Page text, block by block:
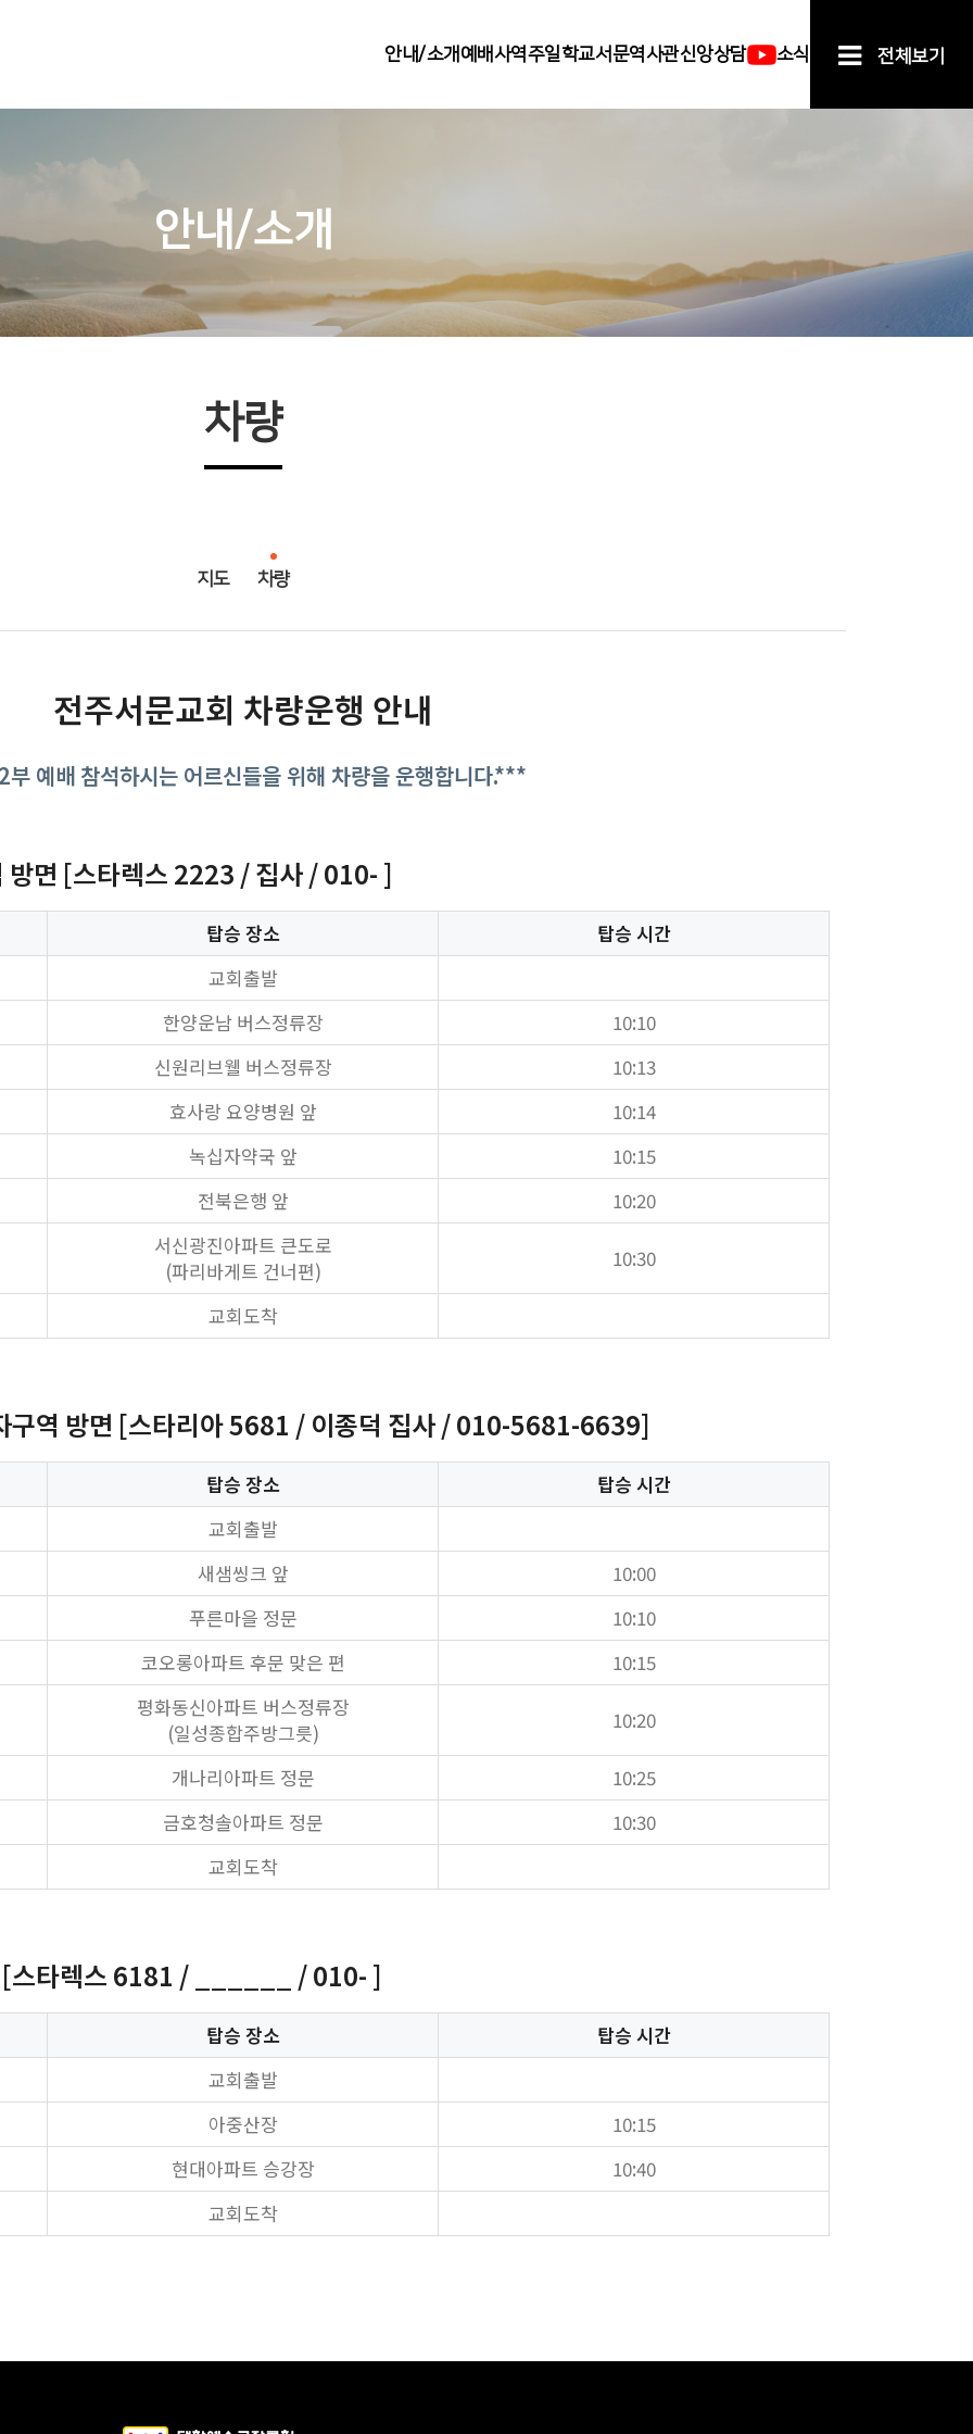
안내/소개 예배사역주일학교서문역사관신앙상담 소식 전체보기
안내/소개
차량
지도 차량
전주서문교회 차량운행 안내
예배 참석하시는 어르신들을 위해 차량을 운행합니다.***
방면 [스타렉스 2223 / 집사 / 010- ]
탑승 장소
탑승 시간
교회출발
한양운남 버스정류장
10:10
신원리브웰 버스정류장
10:13
효사랑 요양병원 앞
10:14
녹십자약국 앞
10:15
전북은행 앞 10:20
서신광진아파트 큰도로
(파리바게트 건너편)
10:30
교회도착
구역 방면 [스타리아 5681 / 이종덕 집사 / 010-5681-6639]
탑승 장소
탑승 시간
교회출발
새샘씽크 앞
10:00
푸른마을 정문
10:10
코오롱아파트 후문 맞은 편 10:15
평화동신아파트 버스정류장
(일성종합주방그릇)
10:20
개나리아파트 정문
10:25
금호청솔아파트 정문
10:30
교회도착
[스타렉스 6181 / ______ / 010- ]
탑승 장소
탑승 시간
교회출발
아중산장
10:15
현대아파트 승강장
10:40
교회도착